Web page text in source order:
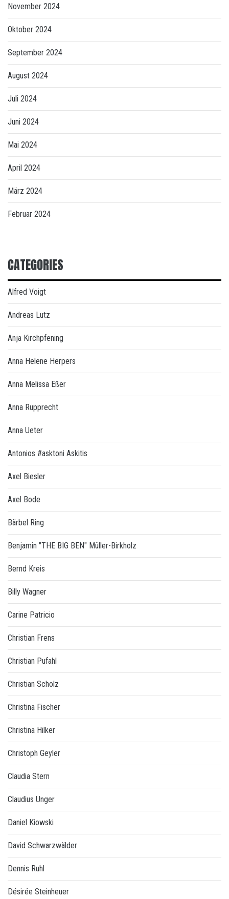
November 2024
Oktober 2024
September 2024
August 2024
Juli 2024
Juni 2024
Mai 2024
April 2024
März 2024
Februar 2024
CATEGORIES
Alfred Voigt
Andreas Lutz
Anja Kirchpfening
Anna Helene Herpers
Anna Melissa Eßer
Anna Rupprecht
Anna Ueter
Antonios #asktoni Askitis
Axel Biesler
Axel Bode
Bärbel Ring
Benjamin "THE BIG BEN" Müller-Birkholz
Bernd Kreis
Billy Wagner
Carine Patricio
Christian Frens
Christian Pufahl
Christian Scholz
Christina Fischer
Christina Hilker
Christoph Geyler
Claudia Stern
Claudius Unger
Daniel Kiowski
David Schwarzwälder
Dennis Ruhl
Désirée Steinheuer